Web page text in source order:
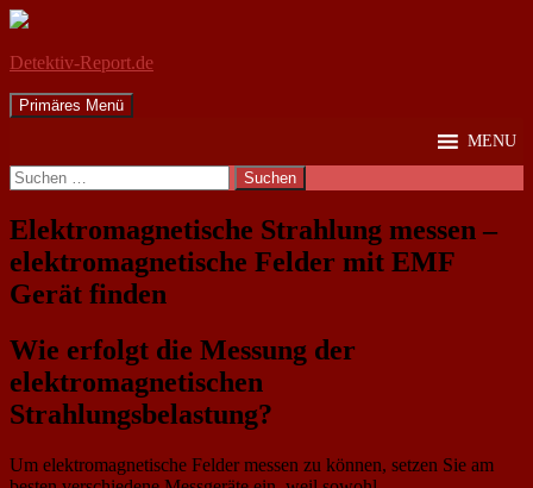
Detektiv-Report.de
Suchen
Primäres Menü
Inhalt
MENU
Suchen
nach:
Elektromagnetische Strahlung messen –
elektromagnetische Felder mit EMF
Gerät finden
Wie erfolgt die Messung der
elektromagnetischen
Strahlungsbelastung?
Um elektromagnetische Felder messen zu können, setzen Sie am